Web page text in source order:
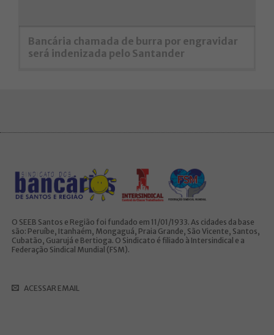
Bancária chamada de burra por engravidar
será indenizada pelo Santander
O SEEB Santos e Região foi fundado em 11/01/1933. As cidades da base
são: Peruíbe, Itanhaém, Mongaguá, Praia Grande, São Vicente, Santos,
Cubatão, Guarujá e Bertioga. O Sindicato é filiado à Intersindical e a
Federação Sindical Mundial (FSM).
ACESSAR EMAIL